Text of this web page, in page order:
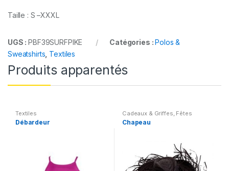
Taille : S –XXXL
UGS :PBF39SURFPIKE Catégories :Polos &
Sweatshirts Textiles
Produits apparentés
Textiles
Débardeur
Cadeaux & Griffes Fêtes
diverses Textiles
Accessoires
Chapeau